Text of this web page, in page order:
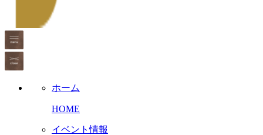
ホーム
HOME
イベント情報